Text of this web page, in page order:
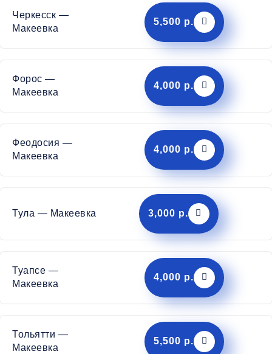
Черкесск —
Макеевка
5,500 р.
Форос —
Макеевка
4,000 р.
Феодосия —
Макеевка
4,000 р.
Тула — Макеевка 3,000 р.
Туапсе —
Макеевка
4,000 р.
Тольятти —
Макеевка
5,500 р.